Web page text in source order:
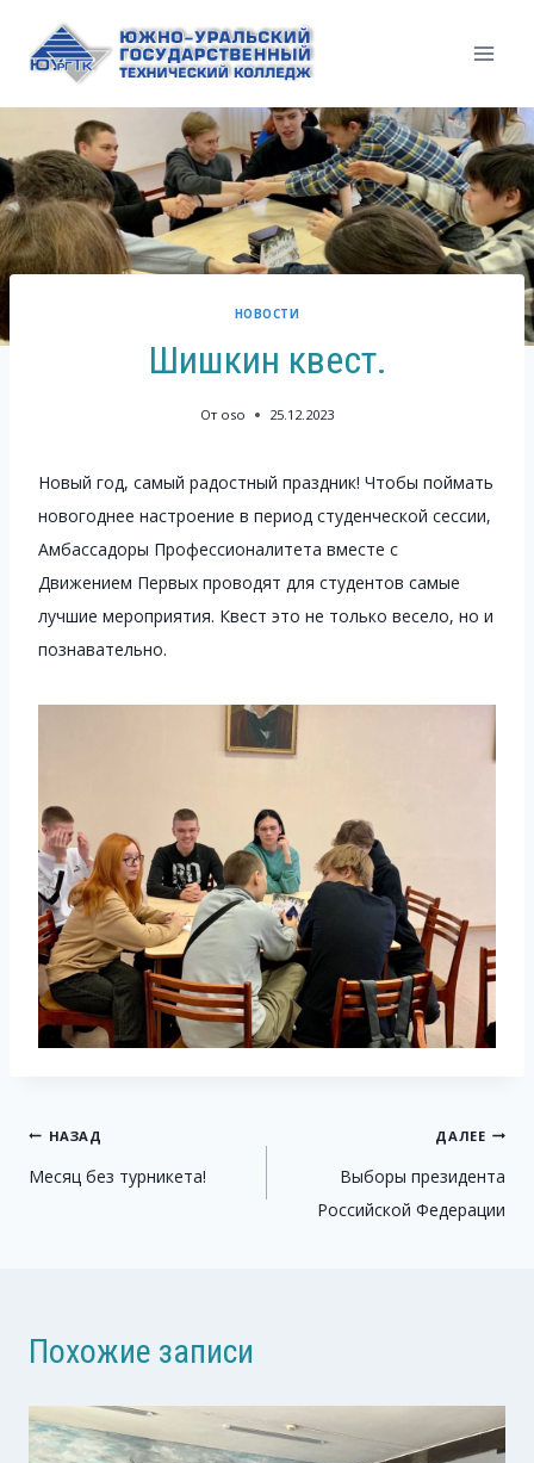
содержимому
НОВОСТИ
Шишкин квест.
От oso 25.12.2023
Новый год, самый радостный праздник! Чтобы поймать
новогоднее настроение в период студенческой сессии,
Амбассадоры Профессионалитета вместе с
Движением Первых проводят для студентов самые
лучшие мероприятия. Квест это не только весело, но и
познавательно.
Навигация
по
НАЗАД
Месяц без турникета!
ДАЛЕЕ
Выборы президента
Российской Федерации
Похожие записи